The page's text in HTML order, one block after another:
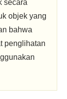
secara
objek yang
bahwa
penglihatan